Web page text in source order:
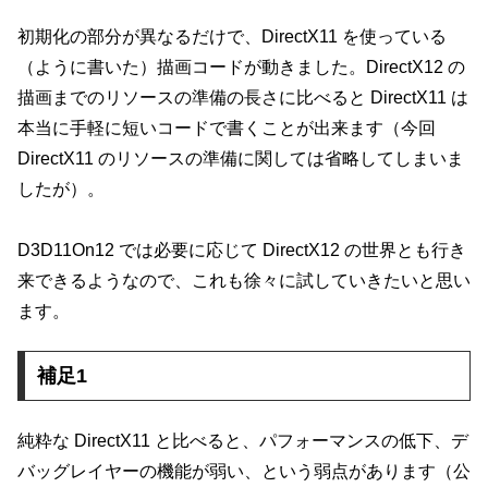
初期化の部分が異なるだけで、DirectX11 を使っている
（ように書いた）描画コードが動きました。DirectX12 の
描画までのリソースの準備の長さに比べると DirectX11 は
本当に手軽に短いコードで書くことが出来ます（今回
DirectX11 のリソースの準備に関しては省略してしまいま
したが）。
D3D11On12 では必要に応じて DirectX12 の世界とも行き
来できるようなので、これも徐々に試していきたいと思い
ます。
補足1
純粋な DirectX11 と比べると、パフォーマンスの低下、デ
バッグレイヤーの機能が弱い、という弱点があります（公